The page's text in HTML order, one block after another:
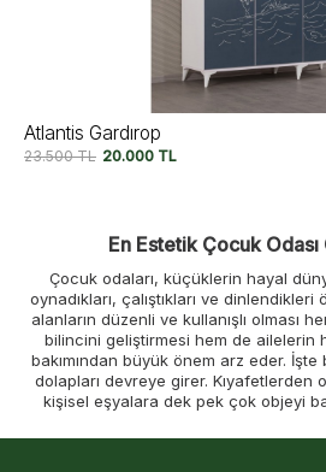
Atlantis Gardırop
23.500TL 20.000 TL
En Estetik Çocuk Odası
Çocuk odaları, küçüklerin hayal
oynadıkları, çalıştıkları ve dinlendikleri
alanların düzenli ve kullanışlı olması
bilincini geliştirmesi hem de ailelerin
bakımından büyük önem arz eder.
dolapları devreye girer. Kıyafetlerden
kişisel eşyalara dek pek çok objeyi
depolama alanı olmanın yanı sıra,